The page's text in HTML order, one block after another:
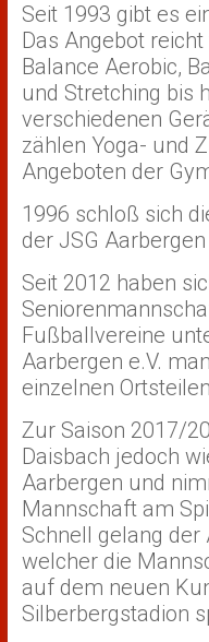
Seit 1993 gibt es
Das Angebot
Balance Aerobic,
und Stretching bis
verschiedenen
zählen Yoga- und
Angeboten der
1996 schloß sich
der JSG Aarbergen
Seit 2012 haben
Fußballvereine
Aarbergen e.V.
einzelnen
Zur Saison 2017/
Daisbach jedoch
Aarbergen und
Mannschaft am
Schnell gelang der
welcher die
auf dem neuen
Silberbergstadion